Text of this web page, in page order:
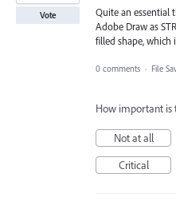
Quite an essential
Adobe Draw as
filled shape, which
Vote
0 comments · File
How important is
Not at all
Critical